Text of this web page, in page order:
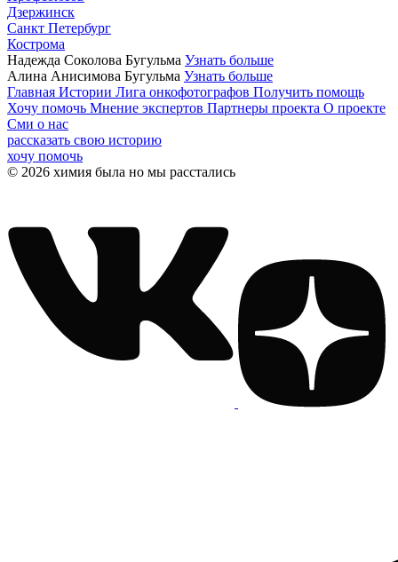
Дзержинск
Санкт Петербург
Кострома
Надежда Соколова Бугульма Узнать больше
Алина Анисимова Бугульма Узнать больше
Главная Истории Лига онкофотографов Получить помощь
Хочу помочь Мнение экспертов Партнеры проекта О проекте
Сми о нас
рассказать свою историю
хочу помочь
© 2026 химия была но мы расстались